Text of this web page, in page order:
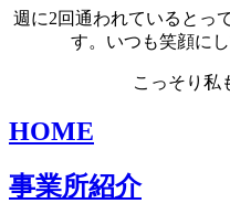
週に2回通われているとっ
す。いつも笑顔に
こっそり私
HOME
事業所紹介